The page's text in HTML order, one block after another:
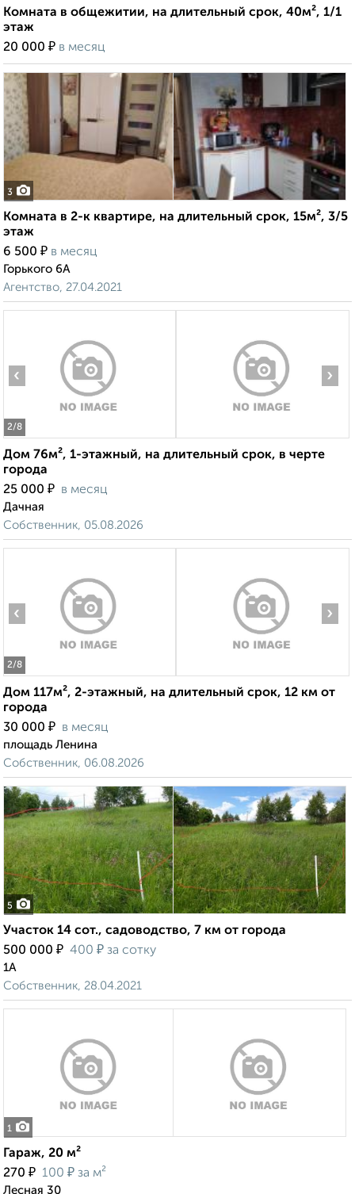
Комната в общежитии, на длительный срок, 40м², 1/1
этаж
20 000 ₽ в месяц
3
Комната в 2-к квартире, на длительный срок, 15м², 3/5
этаж
6 500 ₽ в месяц
Горького 6А
Агентство, 27.04.2021
2/8
‹ ›
Дом 76м², 1-этажный, на длительный срок, в черте
города
25 000 ₽ в месяц
Дачная
Собственник, 05.08.2026
2/8
‹ ›
Дом 117м², 2-этажный, на длительный срок, 12 км от
города
30 000 ₽ в месяц
площадь Ленина
Собственник, 06.08.2026
5
Участок 14 сот., садоводство, 7 км от города
500 000 ₽ 400 ₽ за сотку
1А
Собственник, 28.04.2021
1
Гараж, 20 м²
270 ₽ 100 ₽ за м²
Лесная 30